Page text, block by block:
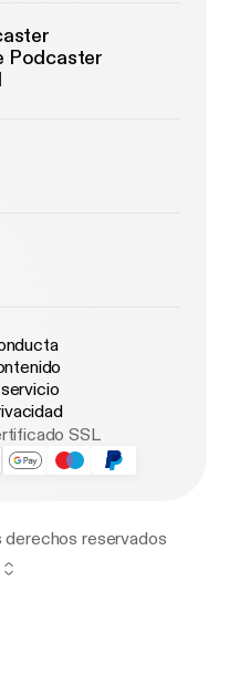
Podcaster
SSL
derechos reservados